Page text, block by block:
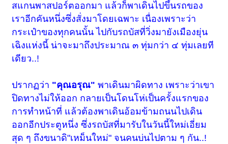
สแกนพาสปอร์ตออกมา แล้วก็พาเดินไปขึ้นรถของ
เราอีกคันหนึ่งซึ่งสั่งมาโดยเฉพาะ เนื่องเพราะว่า
กระเป๋าของทุกคนนั้น ไปกับรถบัสที่วิ่งมายังเมืองยุ่น
เฉิงแห่งนี้ น่าจะมาถึงประมาณ ๓ ทุ่มกว่า ๔ ทุ่มเลยที
เดียว..!
ปรากฏว่า "คุณอรุณ"พาเดินมาผิดทาง เพราะว่าเขา
ปิดทางไม่ให้ออก กลายเป็นโดนโห่เป็นครั้งแรกของ
การทำหน้าที่ แล้วต้องพาเดินอ้อมข้ามถนนไปเดิน
ออกอีกประตูหนึ่ง ซึ่งรถบัสที่มารับในวันนี้ใหม่เอี่ยม
สุด ๆ ถึงขนาดิ"เหม็นใหม่" จนคนบ่นไปตาม ๆ กัน..!